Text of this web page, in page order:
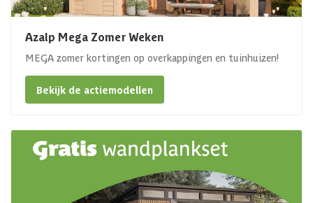
Azalp Mega Zomer Weken
MEGA zomer kortingen op overkappingen en tuinhuizen!
Bekijk de actiemodellen